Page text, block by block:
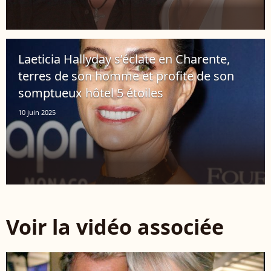
Laeticia Hallyday s’éclate en Charente,
terres de son homme et profite de son
somptueux hôtel 5 étoiles
10 juin 2025
Voir la vidéo associée